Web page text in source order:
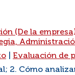
(De la
Evaluación de
2. Cómo